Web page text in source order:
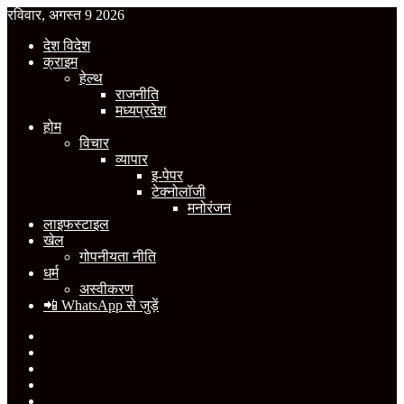
रविवार, अगस्त 9 2026
देश विदेश
क्राइम
हेल्थ
राजनीति
मध्यप्रदेश
होम
विचार
व्यापार
इ-पेपर
टेक्नोलॉजी
मनोरंजन
लाइफस्टाइल
खेल
गोपनीयता नीति
धर्म
अस्वीकरण
📲 WhatsApp से जुड़ें